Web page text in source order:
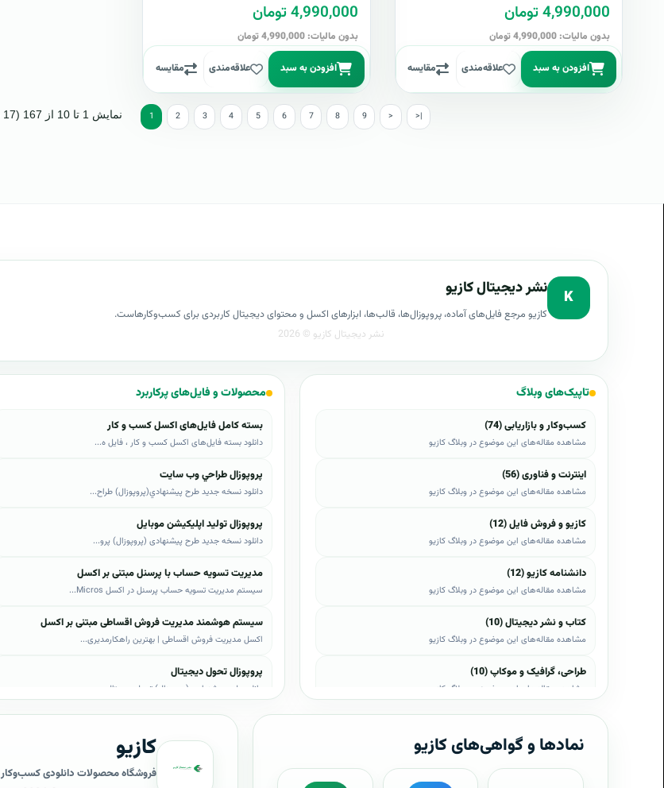
4,990,000 تومان
بدون مالیات: 4,990,000 تومان
افزودن به سبد علاقه‌مندی مقایسه
4,990,000 تومان
بدون مالیات: 4,990,000 تومان
افزودن به سبد علاقه‌مندی مقایسه
1 2 3 4 5 6 7 8 9 > >| نمایش 1 تا 10 از 167 (17 صفحه)
K نشر دیجیتال کازیو
کازیو مرجع فایل‌های آماده، پروپوزال‌ها، قالب‌ها، ابزارهای اکسل و محتوای دیجیتال کاربردی برای کسب‌وکارهاست.
تاپیک‌های وبلاگ
کسب‌وکار و بازاریابی (74)
مشاهده مقاله‌های این موضوع در وبلاگ کازیو
اینترنت و فناوری (56)
مشاهده مقاله‌های این موضوع در وبلاگ کازیو
کازیو و فروش فایل (12)
مشاهده مقاله‌های این موضوع در وبلاگ کازیو
دانشنامه کازیو (12)
مشاهده مقاله‌های این موضوع در وبلاگ کازیو
کتاب و نشر دیجیتال (10)
مشاهده مقاله‌های این موضوع در وبلاگ کازیو
طراحی، گرافیک و موکاپ (10)
مشاهده مقاله‌های این موضوع در وبلاگ کازیو
مشاهده مقاله‌های این موضوع در وبلاگ کازیو
موبایل و اندروید (6)
محصولات و فایل‌های پرکاربرد
بسته کامل فایل‌های اکسل کسب و کار
دانلود بسته فایل‌های اکسل کسب و کار ، فایل ه...
پروپوزال طراحي وب سايت
دانلود نسخه جدید طرح پيشنهادي(پروپوزال) طراح...
پروپوزال تولید اپلیکیشن موبایل
دانلود نسخه جدید طرح پیشنهادی (پروپوزال) پرو...
مدیریت تسویه حساب با پرسنل مبتنی بر اکسل
سیستم مدیریت تسویه حساب پرسنل در اکسل Micros...
سیستم هوشمند مدیریت فروش اقساطی مبتنی بر اکسل
اکسل مدیریت فروش اقساطی | بهترین راهکارمدیری...
پروپوزال تحول دیجیتال
دانلود طرح پیشنهادی (پروپوزال) تحول دیجیتال،...
پروپوزال AI
دانلود طرح پيشنهادي(پروپوزال) هوش مصنوعی (AI...
پروپوزال بیزاجی
نمادها و گواهی‌های کازیو کازیو
فروشگاه محصولات دانلودی کسب‌وکار